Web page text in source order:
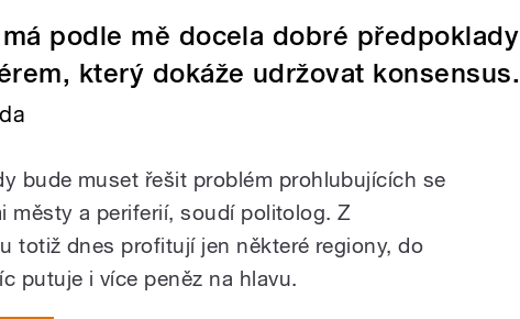
podle mě docela dobré předpoklady
který dokáže udržovat konsensus.
bude muset řešit problém prohlubujících se
městy a periferií, soudí politolog. Z
totiž dnes profitují jen některé regiony, do
putuje i více peněz na hlavu.